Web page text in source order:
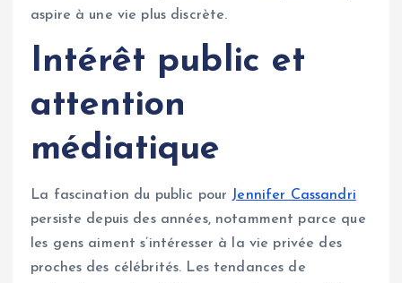
aspire à une vie plus discrète.
Intérêt public et
attention
médiatique
La fascination du public pour Jennifer Cassandri
persiste depuis des années, notamment parce que
les gens aiment s’intéresser à la vie privée des
proches des célébrités. Les tendances de